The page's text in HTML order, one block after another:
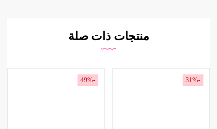
منتجات ذات صلة
-31%
-49%